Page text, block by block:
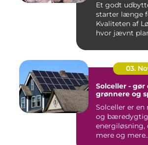
Et godt
starter længe
Kvaliteten af
hvor jævnt
03.
Solceller -
grønnere og
Solceller er
og bæredygtig
energiløsning,
mere og